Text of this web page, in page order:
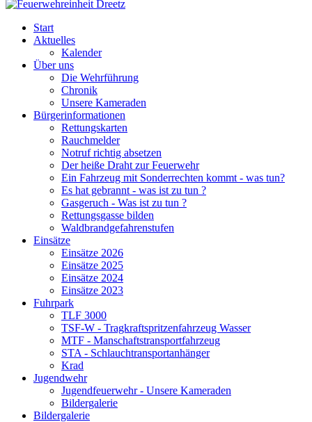
Start
Aktuelles
Kalender
Über uns
Die Wehrführung
Chronik
Unsere Kameraden
Bürgerinformationen
Rettungskarten
Rauchmelder
Notruf richtig absetzen
Der heiße Draht zur Feuerwehr
Ein Fahrzeug mit Sonderrechten kommt - was tun?
Es hat gebrannt - was ist zu tun ?
Gasgeruch - Was ist zu tun ?
Rettungsgasse bilden
Waldbrandgefahrenstufen
Einsätze
Einsätze 2026
Einsätze 2025
Einsätze 2024
Einsätze 2023
Fuhrpark
TLF 3000
TSF-W - Tragkraftspritzenfahrzeug Wasser
MTF - Manschaftstransportfahrzeug
STA - Schlauchtransportanhänger
Krad
Jugendwehr
Jugendfeuerwehr - Unsere Kameraden
Bildergalerie
Bildergalerie